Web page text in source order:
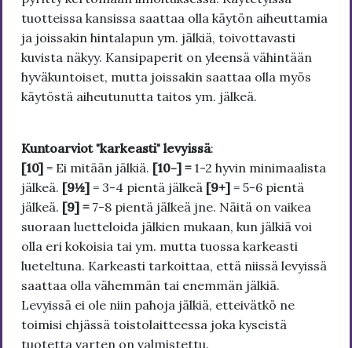
tuotteissa kansissa saattaa olla käytön aiheuttamia
ja joissakin hintalapun ym. jälkiä, toivottavasti
kuvista näkyy. Kansipaperit on yleensä vähintään
hyväkuntoiset, mutta joissakin saattaa olla myös
käytöstä aiheutunutta taitos ym. jälkeä.
Kuntoarviot "karkeasti" levyissä:
[10] = Ei mitään jälkiä. [10-] = 1-2 hyvin minimaalista
jälkeä. [9½] = 3-4 pientä jälkeä [9+] = 5-6 pientä
jälkeä. [9] = 7-8 pientä jälkeä jne. Näitä on vaikea
suoraan luetteloida jälkien mukaan, kun jälkiä voi
olla eri kokoisia tai ym. mutta tuossa karkeasti
lueteltuna. Karkeasti tarkoittaa, että niissä levyissä
saattaa olla vähemmän tai enemmän jälkiä.
Levyissä ei ole niin pahoja jälkiä, etteivätkö ne
toimisi ehjässä toistolaitteessa joka kyseistä
tuotetta varten on valmistettu.